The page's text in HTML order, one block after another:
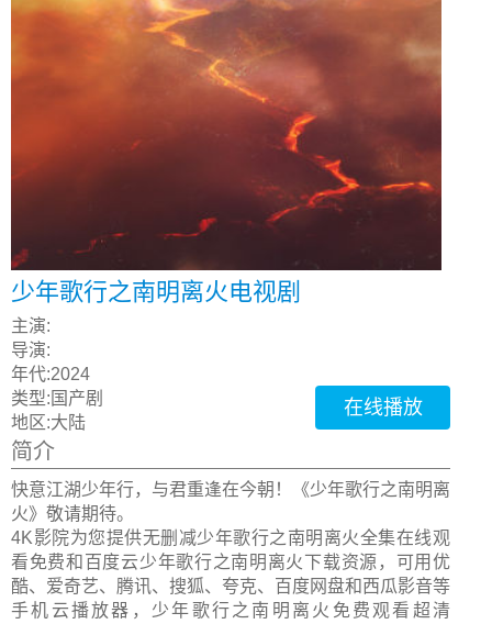
少年歌行之南明离火电视剧
主演:
导演:
年代:2024
类型: 国产剧
地区:大陆
在线播放
简介
快意江湖少年行，与君重逢在今朝！《少年歌行之南明离
火》敬请期待。
4K影院为您提供无删减少年歌行之南明离火全集在线观
看免费和百度云少年歌行之南明离火下载资源，可用优
酷、爱奇艺、腾讯、搜狐、夸克、百度网盘和西瓜影音等
手机云播放器，少年歌行之南明离火免费观看超清